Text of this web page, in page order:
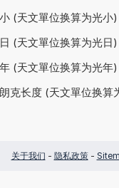
(天文單位换算为光小)
(天文單位换算为光日)
(天文單位换算为光年)
克长度 (天文單位换算
关于我们 - 隐私政策-